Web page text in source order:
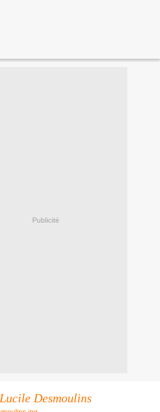
Publicité
Lucile Desmoulins